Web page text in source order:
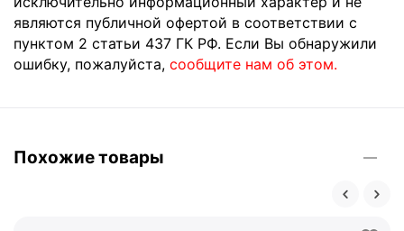
являются публичной офертой в соответствии с
пунктом 2 статьи 437 ГК РФ. Если Вы обнаружили
ошибку, пожалуйста, сообщите нам об этом.
Похожие товары